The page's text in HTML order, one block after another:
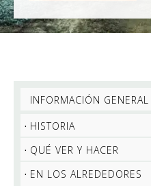
INFORMACIÓN GENERAL
HISTORIA
QUÉ VER Y HACER
EN LOS ALREDEDORES